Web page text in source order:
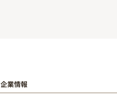
企業情報